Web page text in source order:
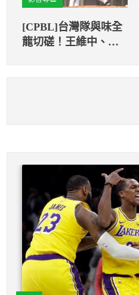
[CPBL]台灣隊與味全
龍切磋！王維中、江